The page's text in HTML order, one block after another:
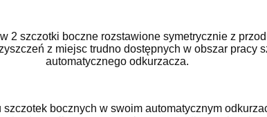
2 szczotki boczne rozstawione symetrycznie z
z miejsc trudno dostępnych w obszar pracy
automatycznego odkurzacza.
bocznych w swoim automatycznym